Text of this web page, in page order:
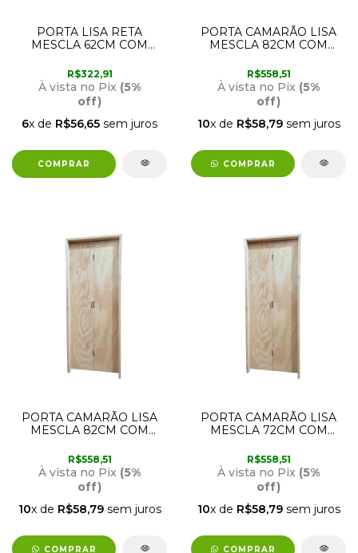
PORTA LISA RETA
MESCLA 62CM COM
ESQUERDA RODAM
R$322,91
À vista no Pix (5%
off)
6x de R$56,65 sem juros
PORTA CAMARÃO LISA
MESCLA 82CM COM
ESQUERDA RODAM
R$558,51
À vista no Pix (5%
off)
10x de R$58,79sem juros
COMPRAR
PORTA CAMARÃO LISA
MESCLA 82CM COM
DIREITA RODAM
R$558,51
À vista no Pix (5%
off)
10x de R$58,79sem juros
COMPRAR
PORTA CAMARÃO LISA
MESCLA 72CM COM
ESQUERDA RODAM
R$558,51
À vista no Pix (5%
off)
10x de R$58,79sem juros
COMPRAR